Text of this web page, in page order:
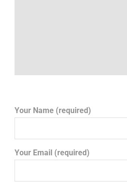
Your Name (required)
Your Email (required)